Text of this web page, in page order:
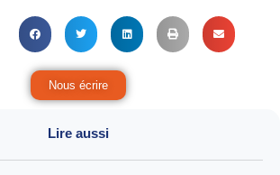
Nous écrire
Lire aussi